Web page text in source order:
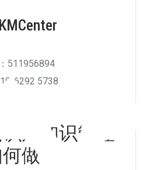
511956894
6292 5738
识库知识管理
做